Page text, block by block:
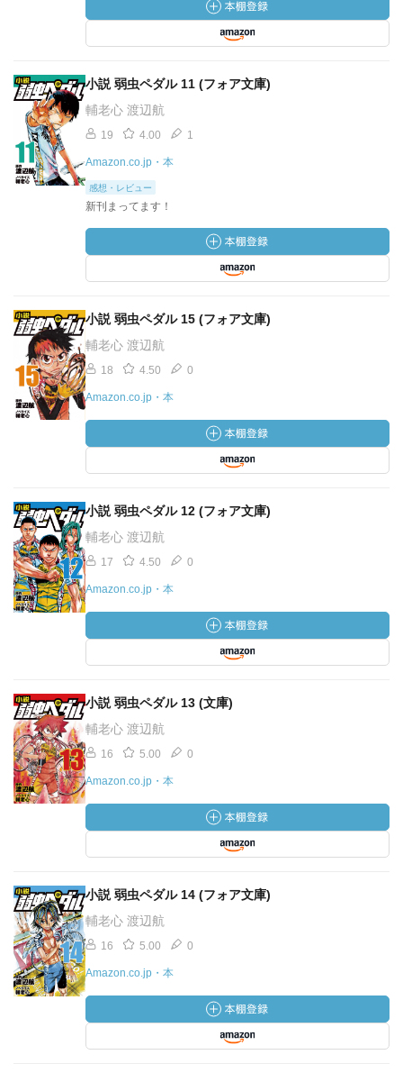
小説 弱虫ペダル 11 (フォア文庫)
輔老心 渡辺航
19 4.00 1
Amazon.co.jp・本
感想・レビュー
新刊まってます！
小説 弱虫ペダル 15 (フォア文庫)
輔老心 渡辺航
18 4.50 0
Amazon.co.jp・本
小説 弱虫ペダル 12 (フォア文庫)
輔老心 渡辺航
17 4.50 0
Amazon.co.jp・本
小説 弱虫ペダル 13 (文庫)
輔老心 渡辺航
16 5.00 0
Amazon.co.jp・本
小説 弱虫ペダル 14 (フォア文庫)
輔老心 渡辺航
16 5.00 0
Amazon.co.jp・本